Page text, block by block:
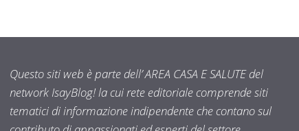
Questo siti web è parte dell’ AREA CASA E SALUTE del
network IsayBlog! la cui rete editoriale comprende siti
tematici di informazione indipendente che contano sul